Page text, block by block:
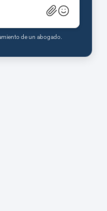
de un abogado.